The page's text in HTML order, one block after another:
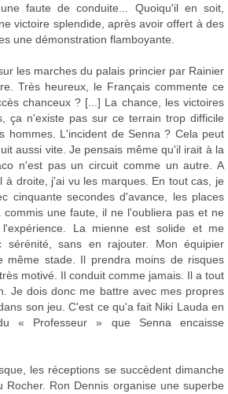
faute de conduite... Quoiqu'il en soit,
victoire splendide, après avoir offert à des
une démonstration flamboyante.
les marches du palais princier par Rainier
Très heureux, le Français commente ce
chanceux ? [...] La chance, les victoires
ça n'existe pas sur ce terrain trop difficile
hommes. L'incident de Senna ? Cela peut
aussi vite. Je pensais même qu'il irait à la
n'est pas un circuit comme un autre. A
à droite, j'ai vu les marques. En tout cas, je
cinquante secondes d'avance, les places
commis une faute, il ne l'oubliera pas et ne
La mienne est solide et me
sérénité, sans en rajouter. Mon équipier
même stade. Il prendra moins de risques
motivé. Il conduit comme jamais. Il a tout
Je dois donc me battre avec mes propres
son jeu. C'est ce qu'a fait Niki Lauda en
« Professeur » que Senna encaisse
les réceptions se succèdent dimanche
Rocher. Ron Dennis organise une superbe